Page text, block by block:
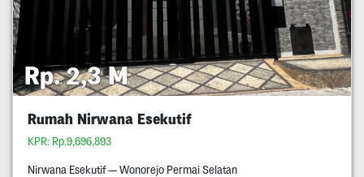
Rp. 2,3 M
Rumah Nirwana Esekutif
KPR: Rp.9,696,893
Nirwana Esekutif — Wonorejo Permai Selatan